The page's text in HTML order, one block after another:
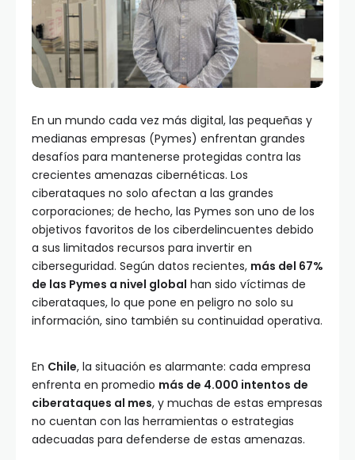
En un mundo cada vez más digital, las pequeñas y
medianas empresas (Pymes) enfrentan grandes
desafíos para mantenerse protegidas contra las
crecientes amenazas cibernéticas. Los
ciberataques no solo afectan a las grandes
corporaciones; de hecho, las Pymes son uno de los
objetivos favoritos de los ciberdelincuentes debido
a sus limitados recursos para invertir en
ciberseguridad. Según datos recientes, más del 67%
de las Pymes a nivel global han sido víctimas de
ciberataques, lo que pone en peligro no solo su
información, sino también su continuidad operativa.
En Chile, la situación es alarmante: cada empresa
enfrenta en promedio más de 4.000 intentos de
ciberataques al mes, y muchas de estas empresas
no cuentan con las herramientas o estrategias
adecuadas para defenderse de estas amenazas.